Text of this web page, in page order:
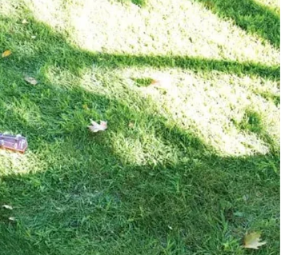
construção no Parque do Areão está em
temporariamente no prédio da Escola
e módulos presenciais em programas
ao estado de conservação, passa